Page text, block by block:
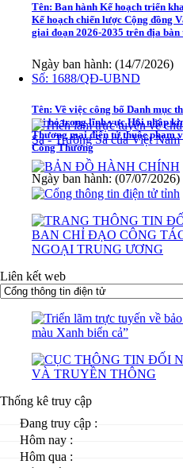
Tên: Ban hành Kế hoạch triển
Kế hoạch chiến lược Cộng đồng
giai đoạn 2026-2035 trên địa bàn
Ngày ban hành: (14/7/2026)
Số: 1688/QĐ-UBND
Tên: Về việc công bố Danh mục
bãi bỏ trong lĩnh vực Hội nhập
Thương mại điện tử thuộc phạm
Công Thương
Ngày ban hành: (07/07/2026)
Liên kết web
Thống kê truy cập
Đang truy cập :
Hôm nay :
Hôm qua :